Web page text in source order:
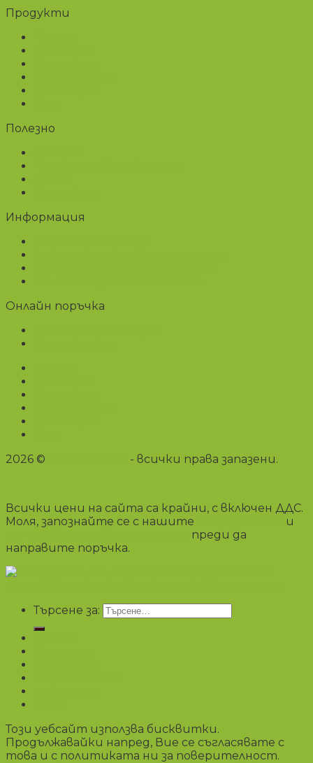
Продукти
Полезно
Информация
Онлайн поръчка
2026 ©
- всички права запазени.
Всички цени на сайта са крайни, с включен ДДС.
Моля, запознайте се с нашите
и
преди да
направите поръчка.
Търсене за:
Този уебсайт използва бисквитки.
Продължавайки напред, Вие се съгласявате с
това и с политиката ни за поверителност.